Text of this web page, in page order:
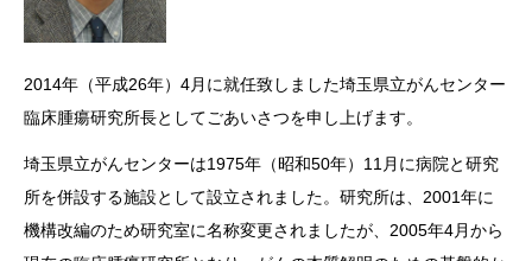
2014年（平成26年）4月に就任致しました埼玉県立がんセンター
臨床腫瘍研究所長としてごあいさつを申し上げます。
埼玉県立がんセンターは1975年（昭和50年）11月に病院と研究
所を併設する施設として設立されました。研究所は、2001年に
機構改編のため研究室に名称変更されましたが、2005年4月から